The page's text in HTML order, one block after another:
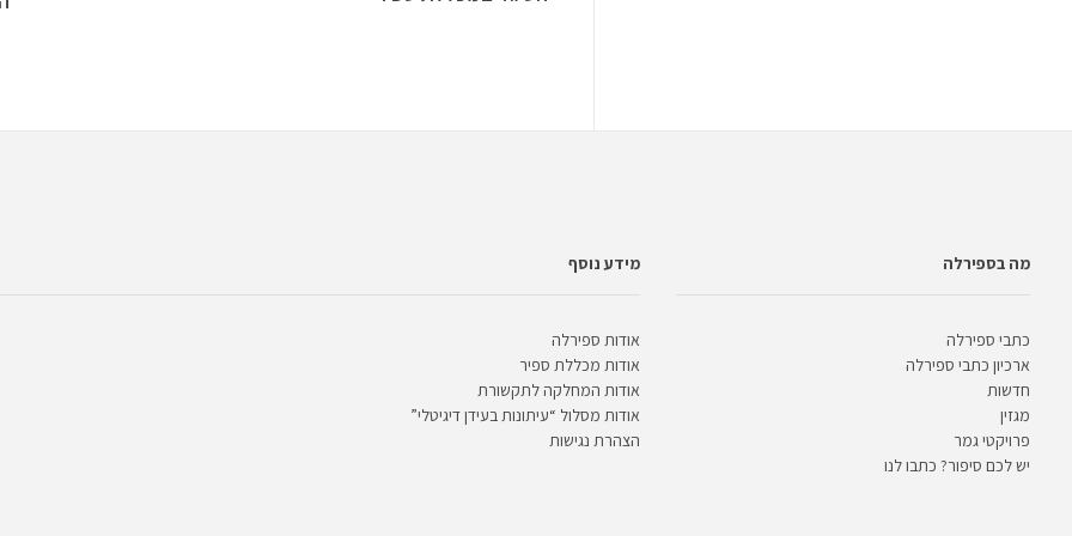
מידע נוסף
אודות ספירלה
אודות מכללת ספיר
אודות המחלקה לתקשורת
אודות מסלול “עיתונות בעידן דיגיטלי”
הצהרת נגישות
מה בספירלה
כתבי ספירלה
ארכיון כתבי ספירלה
חדשות
מגזין
פרויקטי גמר
יש לכם סיפור? כתבו לנו